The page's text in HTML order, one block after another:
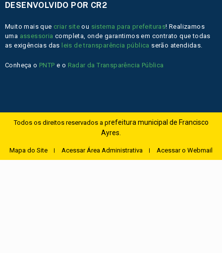
DESENVOLVIDO POR CR2
Muito mais que criar site ou sistema para prefeituras! Realizamos
uma assessoria completa, onde garantimos em contrato que todas
as exigências das leis de transparência pública serão atendidas.
Conheça o PNTP e o Radar da Transparência Pública
Todos os direitos reservados a prefeitura municipal de Francisco
Ayres.
Mapa do Site Acessar Área Administrativa Acessar o Webmail